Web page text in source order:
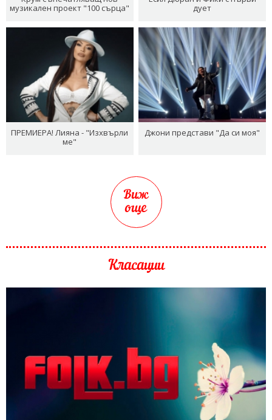
музикален проект "100 сърца"
дует
ПРЕМИЕРА! Лияна - "Изхвърли
ме"
Джони представи "Да си моя"
Виж
още
Класации